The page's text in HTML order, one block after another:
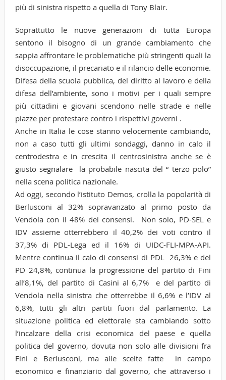
più di sinistra rispetto a quella di Tony Blair.
Soprattutto le nuove generazioni di tutta Europa
sentono il bisogno di un grande cambiamento che
sappia affrontare le problematiche più stringenti quali la
disoccupazione, il precariato e il rilancio delle economie.
Difesa della scuola pubblica, del diritto al lavoro e della
difesa dell’ambiente, sono i motivi per i quali sempre
più cittadini e giovani scendono nelle strade e nelle
piazze per protestare contro i rispettivi governi .
Anche in Italia le cose stanno velocemente cambiando,
non a caso tutti gli ultimi sondaggi, danno in calo il
centrodestra e in crescita il centrosinistra anche se è
giusto segnalare la probabile nascita del “ terzo polo”
nella scena politica nazionale.
Ad oggi, secondo l’istituto Demos, crolla la popolarità di
Berlusconi al 32% sopravanzato al primo posto da
Vendola con il 48% dei consensi. Non solo, PD-SEL e
IDV assieme otterrebbero il 40,2% dei voti contro il
37,3% di PDL-Lega ed il 16% di UIDC-FLI-MPA-API.
Mentre continua il calo di consensi di PDL 26,3% e del
PD 24,8%, continua la progressione del partito di Fini
all’8,1%, del partito di Casini al 6,7% e del partito di
Vendola nella sinistra che otterrebbe il 6,6% e l’IDV al
6,8%, tutti gli altri partiti fuori dal parlamento. La
situazione politica ed elettorale sta cambiando sotto
l’incalzare della crisi economica del paese e quella
politica del governo, dovuta non solo alle divisioni fra
Fini e Berlusconi, ma alle scelte fatte in campo
economico e finanziario dal governo, che attraverso i